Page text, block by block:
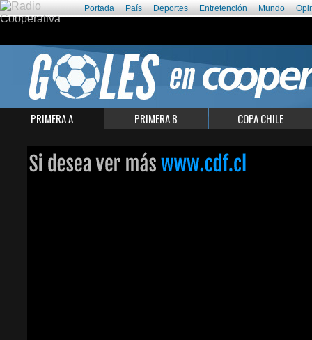
Portada País Deportes Entretención Mundo
PRIMERA A PRIMERA B COPA CHILE